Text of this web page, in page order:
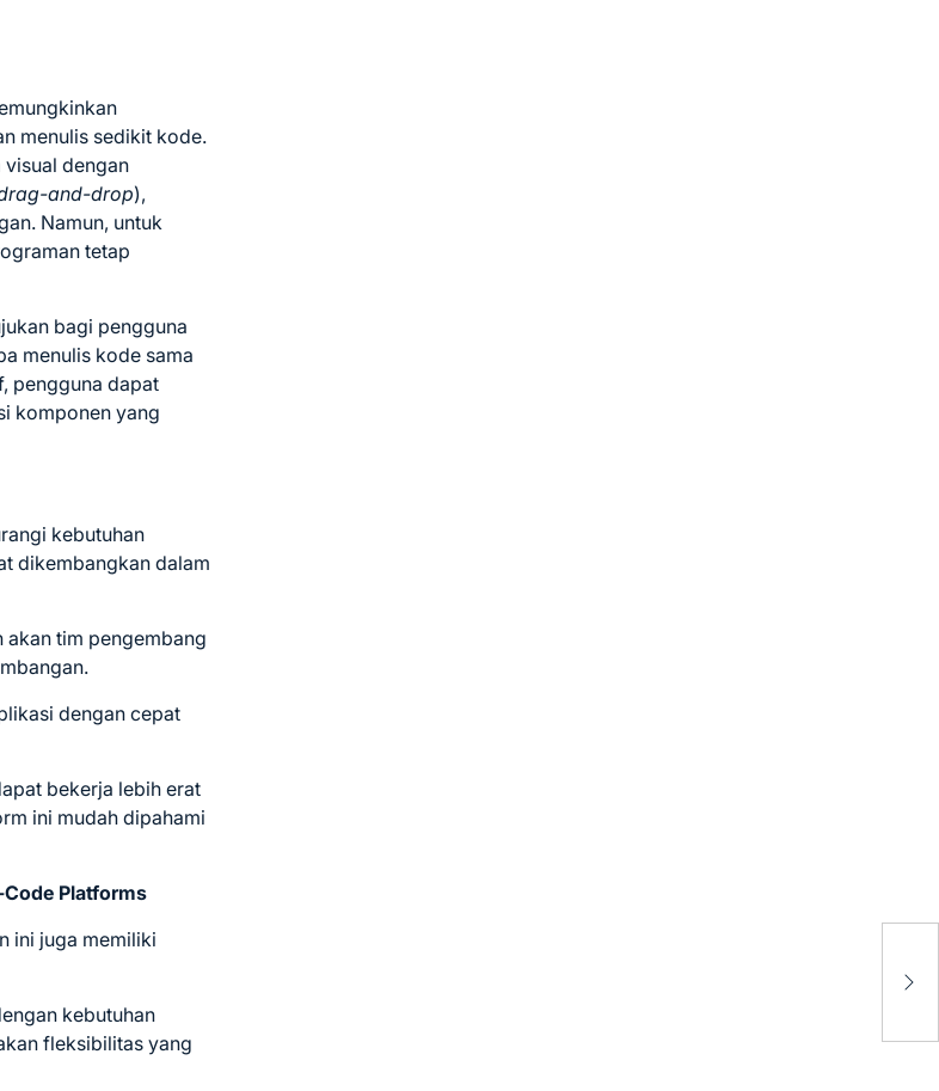
menulis sedikit kode.
dengan
and-drop),
Namun, untuk
tetap
bagi pengguna
menulis kode sama
pengguna dapat
komponen yang
kebutuhan
dikembangkan dalam
akan tim pengembang
dengan cepat
bekerja lebih erat
ini mudah dipahami
Platforms
ini juga memiliki
kebutuhan
fleksibilitas yang